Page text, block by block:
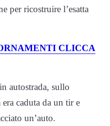
per ricostruire l’esatta
CLICCA
autostrada, sullo
caduta da un tir e
un’auto.